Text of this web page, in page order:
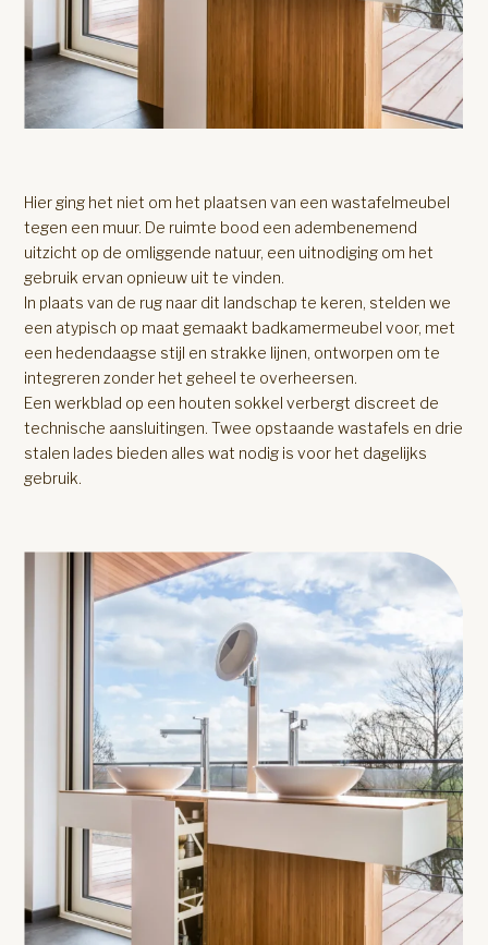
Hier ging het niet om het plaatsen van een wastafelmeubel
tegen een muur. De ruimte bood een adembenemend
uitzicht op de omliggende natuur, een uitnodiging om het
gebruik ervan opnieuw uit te vinden.
In plaats van de rug naar dit landschap te keren, stelden we
een atypisch op maat gemaakt badkamermeubel voor, met
een hedendaagse stijl en strakke lijnen, ontworpen om te
integreren zonder het geheel te overheersen.
Een werkblad op een houten sokkel verbergt discreet de
technische aansluitingen. Twee opstaande wastafels en drie
stalen lades bieden alles wat nodig is voor het dagelijks
gebruik.